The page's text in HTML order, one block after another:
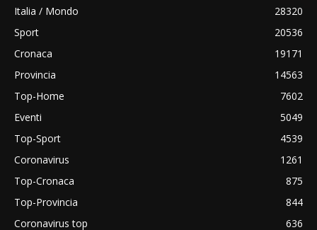
Italia / Mondo
28320
Sport
20536
Cronaca
19171
Provincia
14563
Top-Home
7602
Eventi
5049
Top-Sport
4539
Coronavirus
1261
Top-Cronaca
875
Top-Provincia
844
Coronavirus top
636